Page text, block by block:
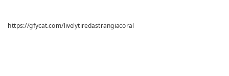
https://gfycat.com/livelytiredastrangiacoral